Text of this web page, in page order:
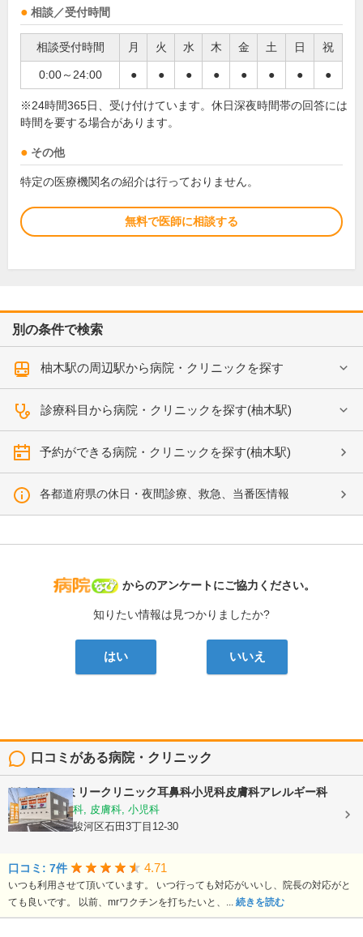
相談／受付時間
相談受付時間 月 火 水 木 金 土 日 祝
0:00～24:00 ● ● ● ● ● ● ● ●
※24時間365日、受け付けています。休日深夜時間帯の回答には
時間を要する場合があります。
その他
特定の医療機関名の紹介は行っておりません。
無料で医師に相談する
別の条件で検索
柚木駅の周辺駅から病院・クリニックを探す
診療科目から病院・クリニックを探す(柚木駅)
予約ができる病院・クリニックを探す(柚木駅)
各都道府県の休日・夜間診療、救急、当番医情報
病院なび
からのアンケートにご協力ください。
知りたい情報は見つかりましたか?
はい いいえ
口コミがある病院・クリニック
ほんまファミリークリニック耳鼻科小児科皮膚科アレルギー科
耳鼻いんこう科, 皮膚科, 小児科
静岡県静岡市駿河区石田3丁目12-30
口コミ: 7件 4.71
いつも利用させて頂いています。 いつ行っても対応がいいし、院長の対応がと
ても良いです。 以前、mrワクチンを打ちたいと、... 続きを読む